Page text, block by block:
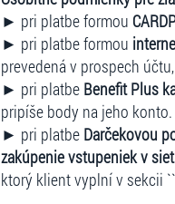
► pri platbe formou
► pri platbe formou
prevedená v prospech
► pri platbe Benefit Plus
pripíše body na jeho konto.
► pri platbe Darčekovou
zakúpenie vstupeniek v
ktorý klient vyplní v sekcii